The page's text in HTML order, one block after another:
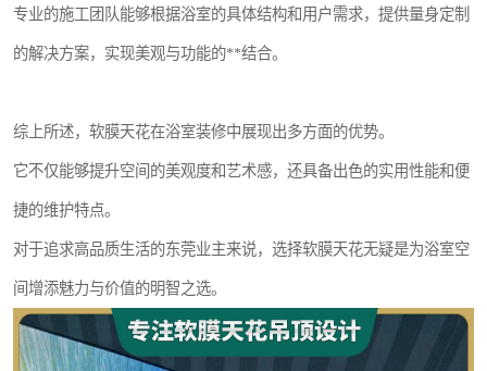
专业的施工团队能够根据浴室的具体结构和用户需求，提供量身定制
的解决方案，实现美观与功能的**结合。
综上所述，软膜天花在浴室装修中展现出多方面的优势。
它不仅能够提升空间的美观度和艺术感，还具备出色的实用性能和便
捷的维护特点。
对于追求高品质生活的东莞业主来说，选择软膜天花无疑是为浴室空
间增添魅力与价值的明智之选。